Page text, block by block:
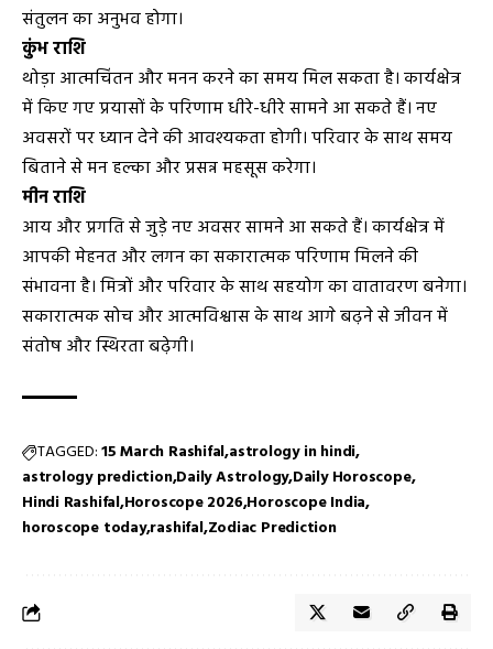
संतुलन का अनुभव होगा।
कुंभ राशि
थोड़ा आत्मचिंतन और मनन करने का समय मिल सकता है। कार्यक्षेत्र
में किए गए प्रयासों के परिणाम धीरे-धीरे सामने आ सकते हैं। नए
अवसरों पर ध्यान देने की आवश्यकता होगी। परिवार के साथ समय
बिताने से मन हल्का और प्रसन्न महसूस करेगा।
मीन राशि
आय और प्रगति से जुड़े नए अवसर सामने आ सकते हैं। कार्यक्षेत्र में
आपकी मेहनत और लगन का सकारात्मक परिणाम मिलने की
संभावना है। मित्रों और परिवार के साथ सहयोग का वातावरण बनेगा।
सकारात्मक सोच और आत्मविश्वास के साथ आगे बढ़ने से जीवन में
संतोष और स्थिरता बढ़ेगी।
TAGGED:15 March Rashifal astrology in hindi
astrology predictionDaily AstrologyDaily Horoscope
Hindi RashifalHoroscope 2026Horoscope India
horoscope todayrashifalZodiac Prediction